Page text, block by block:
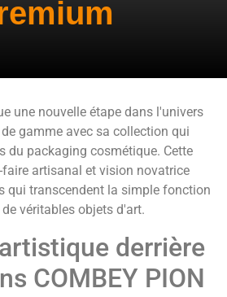
une nouvelle étape dans l'univers
gamme avec sa collection qui
du packaging cosmétique. Cette
artisanal et vision novatrice
qui transcendent la simple fonction
véritables objets d'art.
derrière
COMBEY PION